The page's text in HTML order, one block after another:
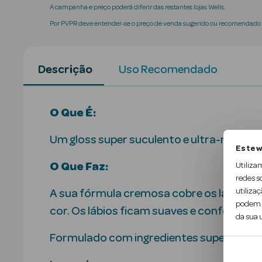
Este
redes
podem
da sua
A campanha e preço poderá diferir das restantes lojas Wells.
Por PVPR deve entender-se o preço de venda sugerido ou
Descrição Uso Recomendado
O Que É:
Um gloss super suculento e ultra-
O Que Faz:
A sua fórmula cremosa cobre os lábios
cor. Os lábios ficam suaves e
Formulado com ingredientes super